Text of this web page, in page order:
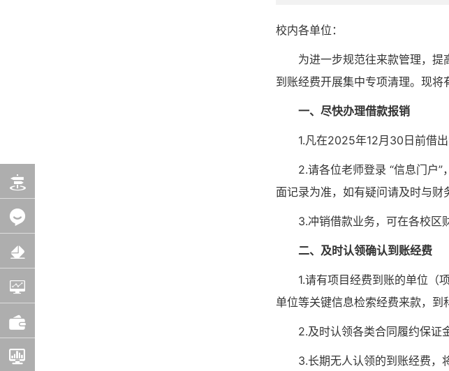
校内各单位：
为进一步规范往来款管理，
到账经费开展集中专项清理。现将
一、尽快办理借款报销
1.凡在2025年12月30 日前借
2.请各位老师登录 “信息门户”
面记录为准，如有疑问请及时与财
3.冲销借款业务，可在各校区
二、及时认领确认到账经费
1.请有项目经费到账的单位（
单位等关键信息检索经费来款，到
2.及时认领各类合同履约保证
3.长期无人认领的到账经费，